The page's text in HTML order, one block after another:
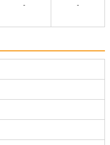
- -